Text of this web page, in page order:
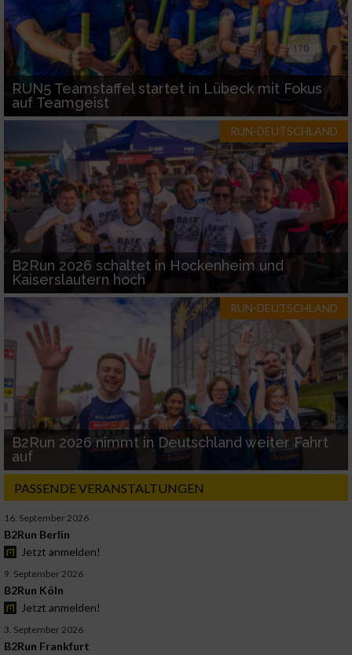
RUN5 Teamstaffel startet in Lübeck mit Fokus
auf Teamgeist
RUN-DEUTSCHLAND
B2Run 2026 schaltet in Hockenheim und
Kaiserslautern hoch
RUN-DEUTSCHLAND
B2Run 2026 nimmt in Deutschland weiter Fahrt
auf
PASSENDE VERANSTALTUNGEN
16. September 2026
B2Run Berlin
Jetzt anmelden!
9. September 2026
B2Run Köln
Jetzt anmelden!
3. September 2026
B2Run Frankfurt